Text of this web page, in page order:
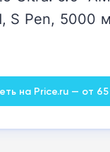
S Pen, 5000
на Price.ru — от